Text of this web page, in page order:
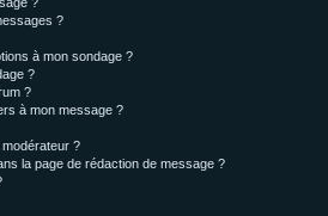
?
à mon sondage ?
?
?
à mon message ?
?
la page de rédaction de message ?